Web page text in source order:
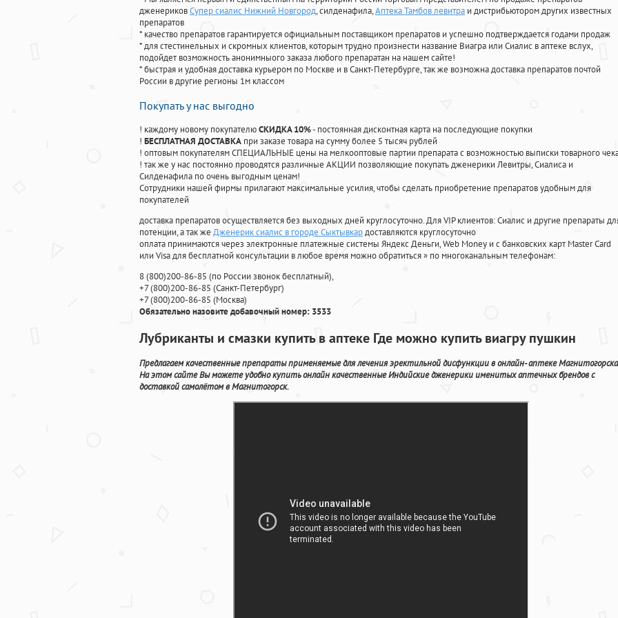
дженериковСупер сиалис Нижний Новгород, силденафила,Аптека Тамбов левитра и дистрибьютором других известных
препаратов
* качество препаратов гарантируется официальным поставщиком препаратов и успешно подтверждается годами продаж
* для стестинельных и скромных клиентов, которым трудно произнести название Виагра или Сиалис в аптеке вслух,
подойдет возможность анонимныого заказа любого препаратан на нашем сайте!
* быстрая и удобная доставка курьером по Москве и в Санкт-Петербурге, так же возможна доставка препаратов почтой
России в другие регионы 1м классом
Покупать у нас выгодно
! каждому новому покупателюСКИДКА 10%- постоянная дисконтная карта на последующие покупки
! БЕСПЛАТНАЯ ДОСТАВКА при заказе товара на сумму более 5 тысяч рублей
! оптовым покупателям СПЕЦИАЛЬНЫЕ цены на мелкооптовые партии препарата с возможностью выписки товарного
! так же у нас постоянно проводятся различные АКЦИИ позволяющие покупать дженерики Левитры, Сиалиса и
Силденафила по очень выгодным ценам!
Cотрудники нашей фирмы прилагают максимальные усилия, чтобы сделать приобретение препаратов удобным для
покупателей
доставка препаратов осуществляется без выходных дней круглосуточно. Для VIP клиентов: Сиалис и другие препараты
потенции, а так же Дженерик сиалис в городе Сыктывкардоставляются круглосуточно
оплата принимаются через электронные платежные системы Яндекс Деньги, Web Money и с банковских карт Master Card
или Visa для бесплатной консультации в любое время можно обратиться» по многоканальным телефонам:
8(800)200-86-85 (по России звонок бесплатный),
+7(800)200-86-85 (Санкт-Петербург)
+7(800)200-86-85 (Москва)
Обязательно назовите добавочный номер: 3533
Лубриканты и смазки купить в аптеке Где можно купить виагру пушкин
Предлагаем качественные препараты применяемые для лечения эректильной дисфункции в онлайн- аптеке
На этом сайте Вы можете удобно купить онлайн качественные Индийские дженерики именитых аптечных брендов с
доставкой самолётом в Магнитогорск.